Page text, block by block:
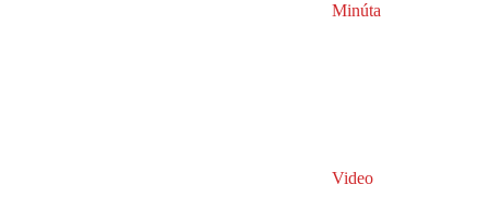
Minúta
Video